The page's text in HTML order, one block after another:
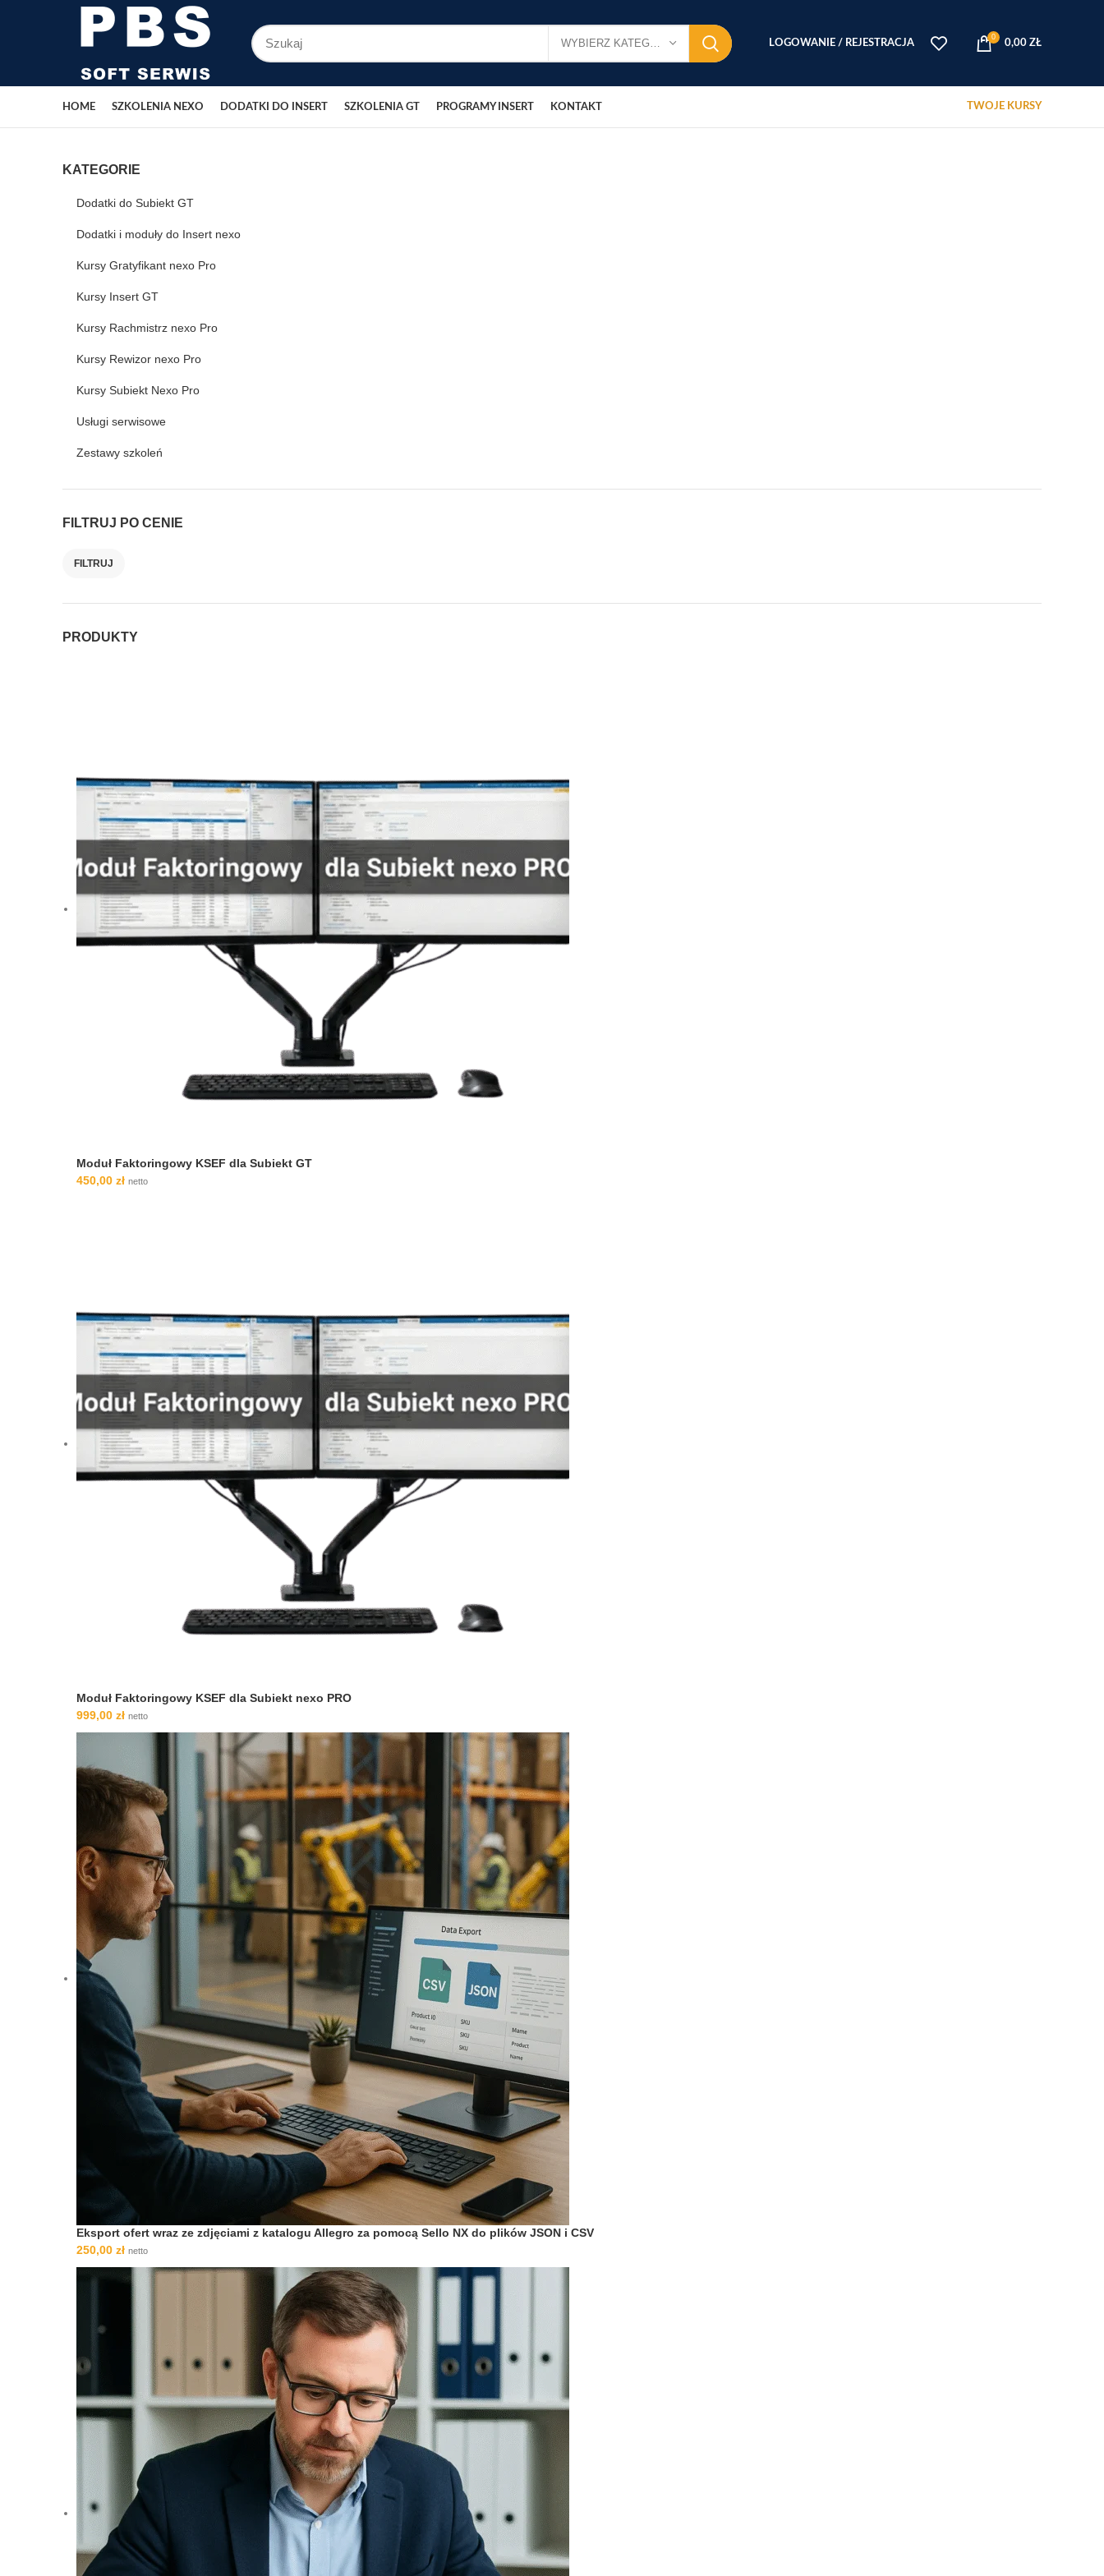
LOGOWANIE / REJESTRACJA
0
0,00 ZŁ
HOME SZKOLENIA NEXO DODATKI DO INSERT SZKOLENIA GT PROGRAMY INSERT KONTAKT TWOJE KURSY
KATEGORIE
Dodatki do Subiekt GT
Dodatki i moduły do Insert nexo
Kursy Gratyfikant nexo Pro
Kursy Insert GT
Kursy Rachmistrz nexo Pro
Kursy Rewizor nexo Pro
Kursy Subiekt Nexo Pro
Usługi serwisowe
Zestawy szkoleń
FILTRUJ PO CENIE
FILTRUJ
PRODUKTY
Moduł Faktoringowy KSEF dla Subiekt GT
450,00 zł netto
Moduł Faktoringowy KSEF dla Subiekt nexo PRO
999,00 zł netto
Eksport ofert wraz ze zdjęciami z katalogu Allegro za pomocą Sello NX do plików JSON i CSV
250,00 zł netto